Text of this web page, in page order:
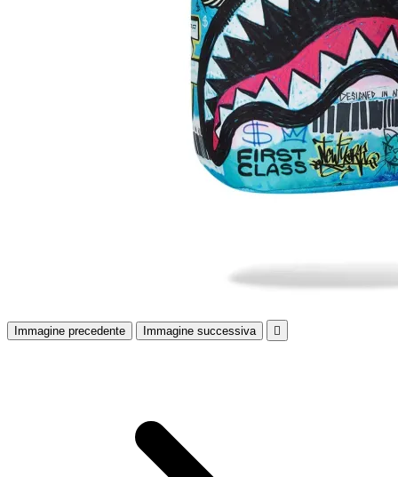
Immagine precedente Immagine successiva 